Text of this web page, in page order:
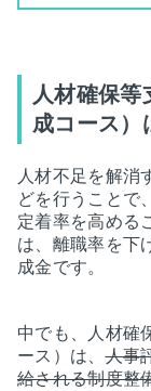
人材確保等
成コース）
人材不足を解消
どを行うことで
定着率を高める
は、離職率を下
成金です。
中でも、人材確
ース）は、人事
給される制度整